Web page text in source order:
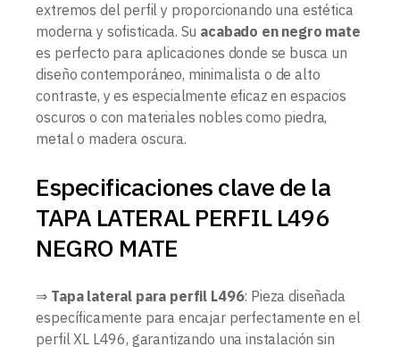
extremos del perfil y proporcionando una estética
moderna y sofisticada. Su acabado en negro mate
es perfecto para aplicaciones donde se busca un
diseño contemporáneo, minimalista o de alto
contraste, y es especialmente eficaz en espacios
oscuros o con materiales nobles como piedra,
metal o madera oscura.
Especificaciones clave de la
TAPA LATERAL PERFIL L496
NEGRO MATE
⇒ Tapa lateral para perfil L496: Pieza diseñada
específicamente para encajar perfectamente en el
perfil XL L496, garantizando una instalación sin